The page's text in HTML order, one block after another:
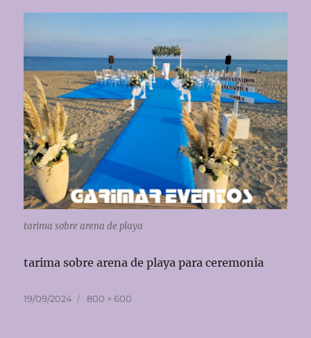
tarima sobre arena de playa
tarima sobre arena de playa para ceremonia
Publicado
19/09/2024
Tamaño
800 × 600